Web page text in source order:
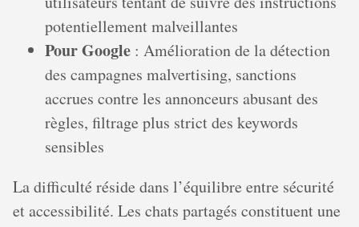
potentiellement malveillantes
Pour Google : Amélioration de la détection
des campagnes malvertising, sanctions
accrues contre les annonceurs abusant des
règles, filtrage plus strict des keywords
sensibles
La difficulté réside dans l’équilibre entre sécurité
et accessibilité. Les chats partagés constituent une